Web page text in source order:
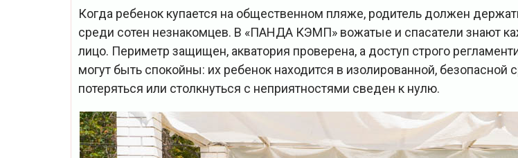
Когда ребенок купается на общественном пляже, родитель должен
среди сотен незнакомцев. В «ПАНДА КЭМП» вожатые и спасатели знают
лицо. Периметр защищен, акватория проверена, а доступ строго
могут быть спокойны: их ребенок находится в изолированной, безопасной
потеряться или столкнуться с неприятностями сведен к нулю.